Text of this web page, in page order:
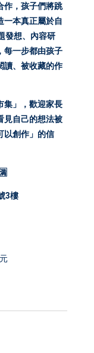
作，孩子們將跳
一本真正屬於自
發想、內容研
每一步都由孩子
讀、被收藏的作
集」，歡迎家長
見自己的想法被
以創作」的信
3樓